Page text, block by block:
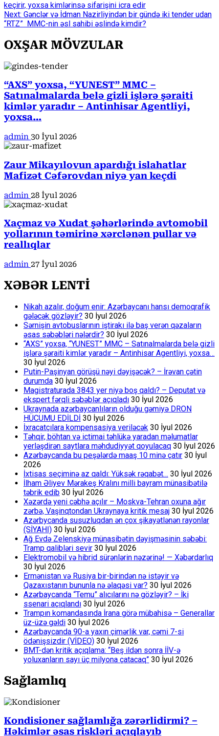
Reading
keçirir, yoxsa kimlərinsə sifarişini icra edir
Next: Gənclər və İdman Nazirliyindən bir gündə iki tender udan
“RTZ” MMC-nin əsl sahibi əslində kimdir?
OXŞAR MÖVZULAR
“AXS” yoxsa, “YUNEST” MMC –
Satınalmalarda belə gizli işlərə şəraiti
kimlər yaradır – Antinhisar Agentliyi,
yoxsa…
admin 30 İyul 2026
Zaur Mikayılovun apardığı islahatlar
Mafizət Cəfərovdan niyə yan keçdi
admin 28 İyul 2026
Xaçmaz və Xudat şəhərlərində avtomobil
yollarının təmirinə xərclənən pullar və
reallıqlar
admin 27 İyul 2026
XƏBƏR LENTİ
Nikah azalır, doğum enir: Azərbaycanı hansı demoqrafik
gələcək gözləyir? 30 İyul 2026
Sərnişin avtobuslarının iştirakı ilə baş verən qəzaların
əsas səbəbləri nələrdir? 30 İyul 2026
“AXS” yoxsa, “YUNEST” MMC – Satınalmalarda belə gizli
işlərə şəraiti kimlər yaradır – Antinhisar Agentliyi, yoxsa…
30 İyul 2026
Putin-Paşinyan görüşü nəyi dəyişəcək? – İrəvan çətin
durumda 30 İyul 2026
Magistraturada 3843 yer niyə boş qaldı? – Deputat və
ekspert fərqli səbəblər açıqladı 30 İyul 2026
Ukraynada azərbaycanlıların olduğu gəmiyə DRON
HÜCUMU EDİLDİ 30 İyul 2026
İxracatçılara kompensasiya veriləcək 30 İyul 2026
Təhqir, böhtan və ictimai təhlükə yaradan məlumatlar
yerləşdirən saytlara məhdudiyyət qoyulacaq 30 İyul 2026
Azərbaycanda bu peşələrdə maaş 10 minə çatır 30 İyul
2026
İxtisas seçiminə az qaldı: Yüksək rəqabət… 30 İyul 2026
İlham Əliyev Mərakeş Kralını milli bayram münasibətilə
təbrik edib 30 İyul 2026
Xəzərdə yeni cəbhə açılır – Moskva-Tehran oxuna ağır
zərbə, Vaşinqtondan Ukraynaya kritik mesaj 30 İyul 2026
Azərbycanda susuzluqdan ən çox şikayətlənən rayonlar
(SİYAHI) 30 İyul 2026
Ağ Evdə Zelenskiyə münasibətin dəyişməsinin səbəbi:
Tramp qalibləri sevir 30 İyul 2026
Elektromobil və hibrid sürənlərin nəzərinə! — Xəbərdarlıq
30 İyul 2026
Ermənistan və Rusiya bir-birindən nə istəyir və
Qazaxıstanın bununla nə əlaqəsi var? 30 İyul 2026
Azərbaycanda “Temu” alıcılarını nə gözləyir? – İki
ssenari açıqlandı 30 İyul 2026
Trampın komandasında İrana görə mübahisə – Generallar
üz-üzə gəldi 30 İyul 2026
Azərbaycanda 90-a yaxın çimərlik var, cəmi 7-si
ödənişsizdir (VİDEO) 30 İyul 2026
BMT-dən kritik açıqlama: “Beş ildən sonra İİV-ə
yoluxanların sayı üç milyona çatacaq” 30 İyul 2026
Sağlamlıq
Kondisioner sağlamlığa zərərlidirmi? –
Həkimlər əsas riskləri açıqlayıb